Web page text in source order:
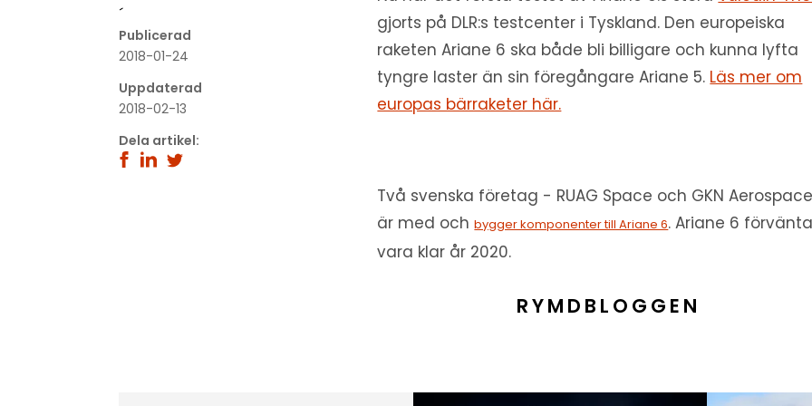
´
Publicerad
2018-01-24
Uppdaterad
2018-02-13
Dela artikel:
gjorts på DLR:s testcenter i Tyskland. Den europeiska
raketen Ariane 6 ska både bli billigare och kunna lyfta
tyngre laster än sin föregångare Ariane 5. Läs mer om
europas bärraketer här.
Två svenska företag - RUAG Space och GKN
är med ochbygger komponenter till Ariane 6. Ariane 6
vara klar år 2020.
RYMDBLOGGEN